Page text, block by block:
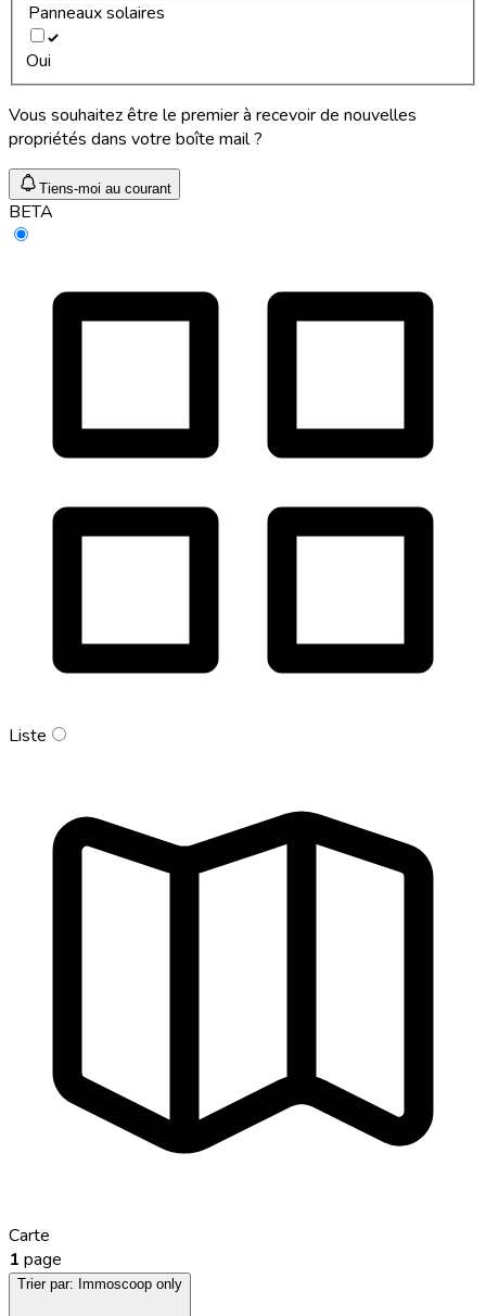
Panneaux solaires
Oui
Vous souhaitez être le premier à recevoir de nouvelles
propriétés dans votre boîte mail ?
Tiens-moi au courant
BETA
Liste
Carte
1 page
Trier par: Immoscoop only